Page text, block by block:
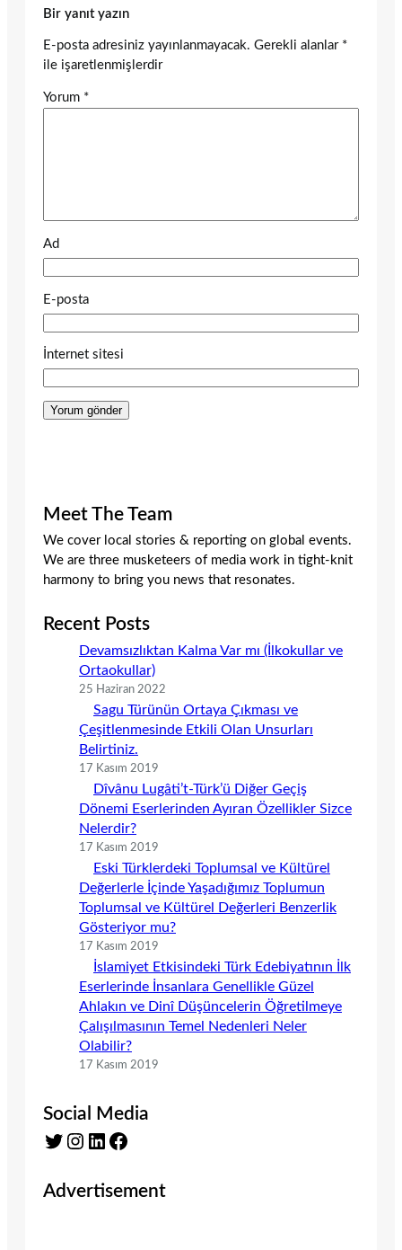
Bir yanıt yazın
E-posta adresiniz yayınlanmayacak. Gerekli alanlar *
ile işaretlenmişlerdir
Yorum *
Ad
E-posta
İnternet sitesi
Meet The Team
We cover local stories & reporting on global events.
We are three musketeers of media work in tight-knit
harmony to bring you news that resonates.
Recent Posts
Devamsızlıktan Kalma Var mı (İlkokullar ve
Ortaokullar)
25 Haziran 2022
Sagu Türünün Ortaya Çıkması ve
Çeşitlenmesinde Etkili Olan Unsurları
Belirtiniz.
17 Kasım 2019
Dîvânu Lugâti’t-Türk’ü Diğer Geçiş
Dönemi Eserlerinden Ayıran Özellikler Sizce
Nelerdir?
17 Kasım 2019
Eski Türklerdeki Toplumsal ve Kültürel
Değerlerle İçinde Yaşadığımız Toplumun
Toplumsal ve Kültürel Değerleri Benzerlik
Gösteriyor mu?
17 Kasım 2019
İslamiyet Etkisindeki Türk Edebiyatının İlk
Eserlerinde İnsanlara Genellikle Güzel
Ahlakın ve Dinî Düşüncelerin Öğretilmeye
Çalışılmasının Temel Nedenleri Neler
Olabilir?
17 Kasım 2019
Social Media
Twitter Instagram LinkedIn Facebook
Advertisement